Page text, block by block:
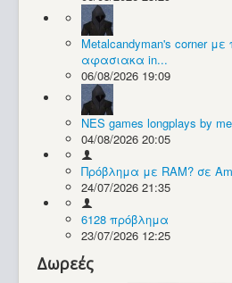
Συλλογές / Projects
Metalcandyman's corner
αφασιακα in...
06/08/2026 19:09
NES games longplays by
04/08/2026 20:05
Πρόβλημα με RAM? σε
24/07/2026 21:35
6128 πρόβλημα
23/07/2026 12:25
Δωρεές